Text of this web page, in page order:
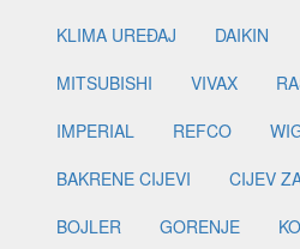
KLIMA UREĐAJ
DAIKIN
MITSUBISHI
VIVAX
IMPERIAL
REFCO
BAKRENE CIJEVI
CIJEV
BOJLER
GORENJE